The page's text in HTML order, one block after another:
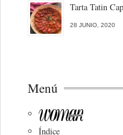
Tarta Tatin
28 JUNIO, 2020
Menú
Índice